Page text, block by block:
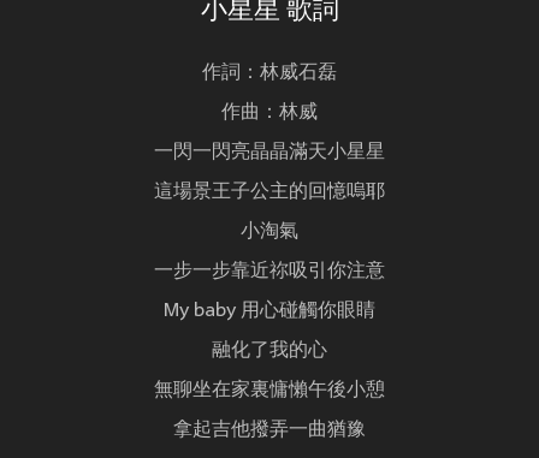
小星星 歌詞
作詞：林威石磊
作曲：林威
一閃一閃亮晶晶滿天小星星
這場景王子公主的回憶嗚耶
小淘氣
一步一步靠近祢吸引你注意
My baby 用心碰觸你眼睛
融化了我的心
無聊坐在家裏慵懶午後小憩
拿起吉他撥弄一曲猶豫